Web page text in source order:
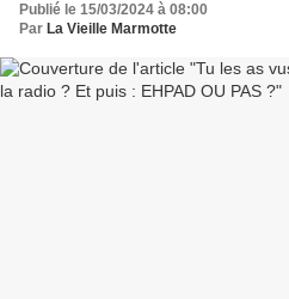
Publié le 15/03/2024 à 08:00
Par La Vieille Marmotte